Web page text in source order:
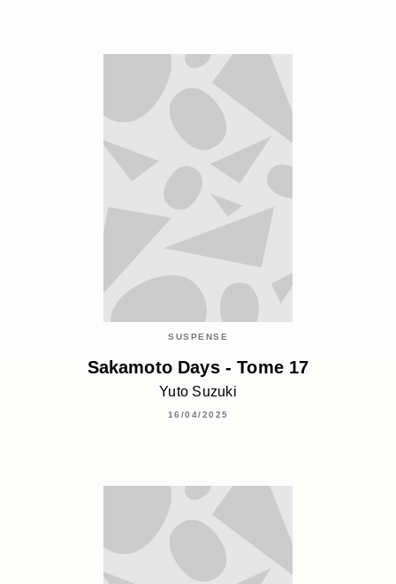
SUSPENSE
Sakamoto Days - Tome 17
Yuto Suzuki
16/04/2025